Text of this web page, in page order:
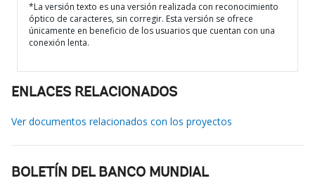
*La versión texto es una versión realizada con reconocimiento
óptico de caracteres, sin corregir. Esta versión se ofrece
únicamente en beneficio de los usuarios que cuentan con una
conexión lenta.
ENLACES RELACIONADOS
Ver documentos relacionados con los proyectos
BOLETÍN DEL BANCO MUNDIAL